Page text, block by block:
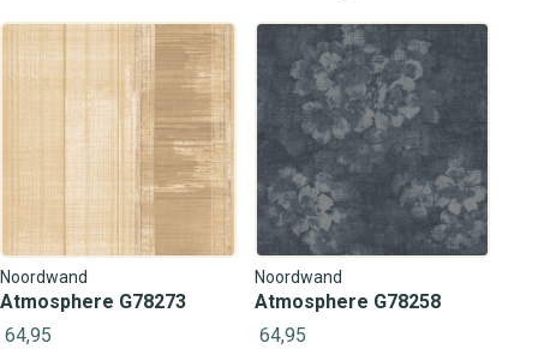
Noordwand
Atmosphere G78273
64,95
Noordwand
Atmosphere G78258
64,95